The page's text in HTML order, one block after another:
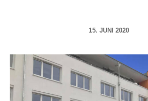
15. JUNI 2020